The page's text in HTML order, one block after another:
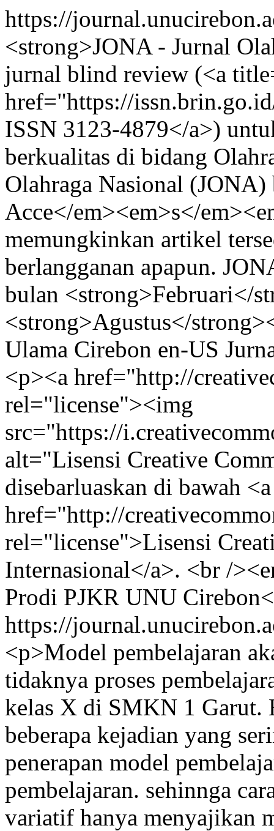
https://
<strong>JONA - Jurnal
jurnal blind review (<a
href="https://
ISSN 3123-4879</a>)
berkualitas di bidang
Olahraga Nasional
Acce</em><em>s</
memungkinkan artikel
berlangganan apapun.
bulan <strong>Februari</
<strong>Agustus</
Ulama Cirebon en-US
<p><a href="http://
rel="license"><img
src="https://
alt="Lisensi Creative
disebarluaskan di bawah <a
href="http://
rel="license">Lisensi
Internasional</a>. <br /
Prodi PJKR UNU
https://
<p>Model pembelajaran
tidaknya proses
kelas X di SMKN 1 Garut.
beberapa kejadian yang
penerapan model
pembelajaran. sehinnga
variatif hanya menyajikan